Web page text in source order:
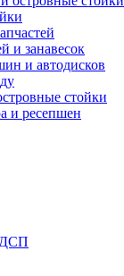
и занавесок
и автодисков
стойки
и ресепшен